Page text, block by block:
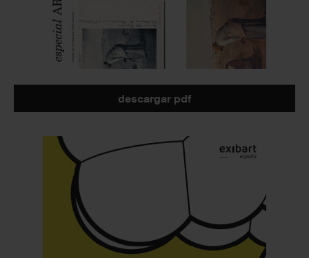
descargar pdf